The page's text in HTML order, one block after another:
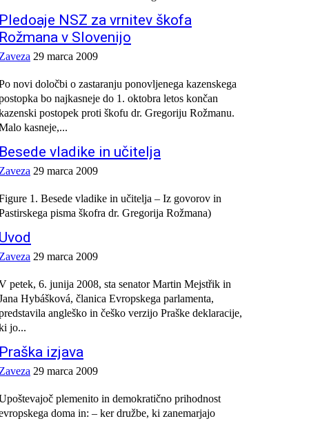
NSZ za vrnitev škofa
v Slovenijo
29 marca 2009
novi določbi o zastaranju ponovljenega kazenskega
bo najkasneje do 1. oktobra letos končan
postopek proti škofu dr. Gregoriju Rožmanu.
kasneje,...
vladike in učitelja
29 marca 2009
1. Besede vladike in učitelja – Iz govorov in
pisma škofra dr. Gregorija Rožmana)
29 marca 2009
petek, 6. junija 2008, sta senator Martin Mejstřik in
Hybášková, članica Evropskega parlamenta,
angleško in češko verzijo Praške deklaracije,
jo...
izjava
29 marca 2009
plemenito in demokratično prihodnost
doma in: – ker družbe, ki zanemarjajo